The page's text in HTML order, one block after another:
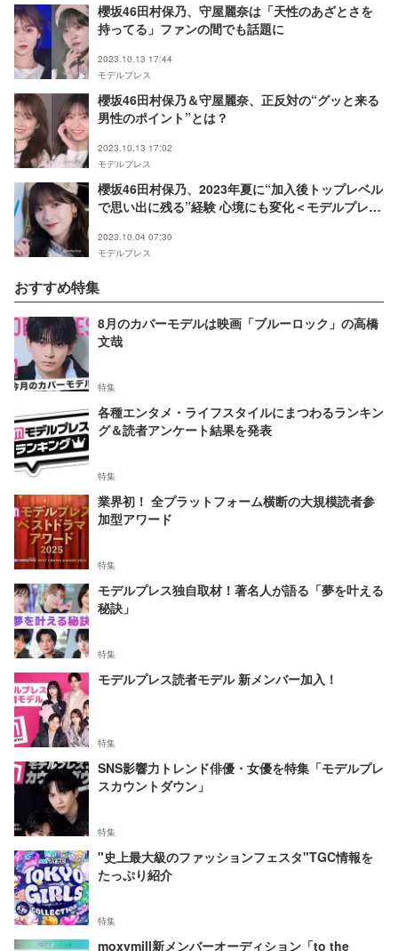
櫻坂46田村保乃、守屋麗奈は「天性のあざとさを
持ってる」ファンの間でも話題に
2023.10.13 17:44
モデルプレス
櫻坂46田村保乃＆守屋麗奈、正反対の“グッと来る
男性のポイント”とは？
2023.10.13 17:02
モデルプレス
櫻坂46田村保乃、2023年夏に“加入後トップレベル
で思い出に残る”経験 心境にも変化＜モデルプレス
2023.10.04 07:30
モデルプレス
おすすめ特集
8月のカバーモデルは映画「ブルーロック」の高橋
文哉
特集
各種エンタメ・ライフスタイルにまつわるランキン
グ＆読者アンケート結果を発表
特集
業界初！ 全プラットフォーム横断の大規模読者参
加型アワード
特集
モデルプレス独自取材！著名人が語る「夢を叶える
秘訣」
特集
モデルプレス読者モデル 新メンバー加入！
特集
SNS影響力トレンド俳優・女優を特集「モデルプレ
スカウントダウン」
特集
"史上最大級のファッションフェスタ"TGC情報を
たっぷり紹介
特集
moxymill新メンバーオーディション「to the